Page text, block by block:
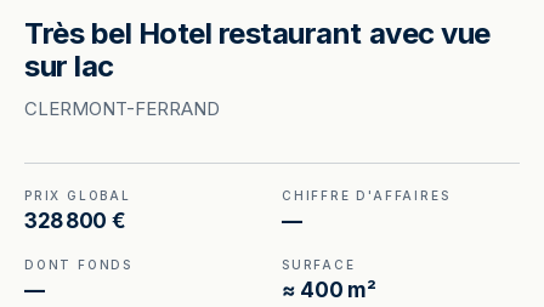
Très bel Hotel restaurant avec vue
sur lac
CLERMONT-FERRAND
PRIX GLOBAL
328 800 €
CHIFFRE D'AFFAIRES
—
DONT FONDS
—
SURFACE
≈ 400 m²